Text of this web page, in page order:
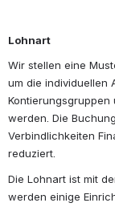
Lohnart
Wir stellen eine
um die individuellen
Kontierungsgruppen
werden. Die
Verbindlichkeiten
reduziert.
Die Lohnart ist mit
werden einige